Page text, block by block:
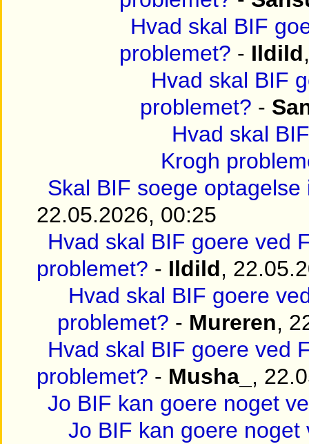
Hvad skal BIF
problemet? - Ildild
Hvad skal BIF
problemet? -
Hvad skal
Krogh
Skal BIF soege
22.05.2026, 00:25
Hvad skal BIF goere ved
problemet? - Ildild,
Hvad skal BIF goere
problemet? - Mureren,
Hvad skal BIF goere ved
problemet? - Musha_ ,
Jo BIF kan goere noget
Jo BIF kan goere noget